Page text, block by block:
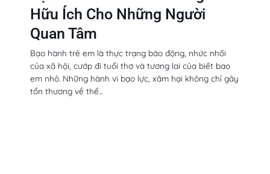
Hữu Ích Cho Những Người
Quan Tâm
Bạo hành trẻ em là thực trạng báo động, nhức nhối
của xã hội, cướp đi tuổi thơ và tương lai của biết bao
em nhỏ. Những hành vi bạo lực, xâm hại không chỉ gây
tổn thương về thể...